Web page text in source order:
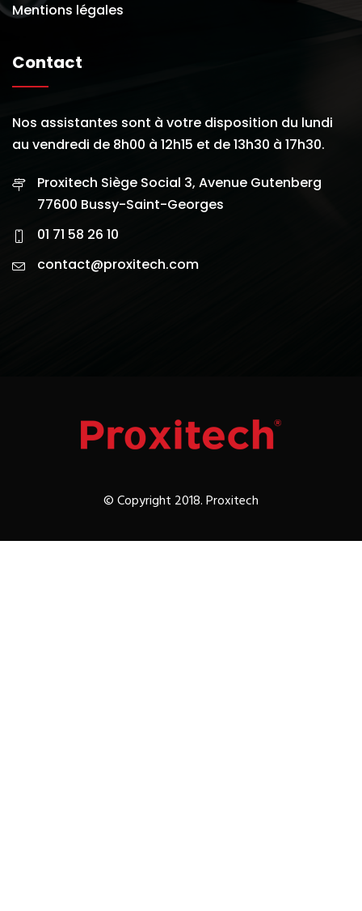
Mentions légales
Contact
Nos assistantes sont à votre disposition du lundi
au vendredi de 8h00 à 12h15 et de 13h30 à 17h30.
Proxitech Siège Social 3, Avenue Gutenberg
77600 Bussy-Saint-Georges
01 71 58 26 10
contact@proxitech.com
© Copyright 2018. Proxitech